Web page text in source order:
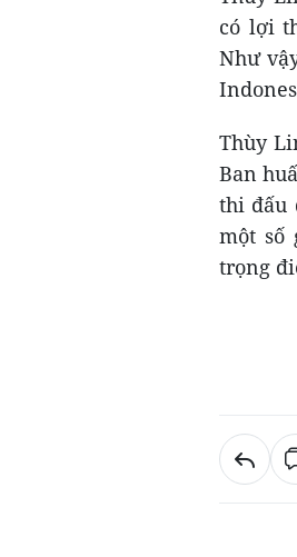
có lợi
Như
Thùy
Ban
thi đấu
một số
trọng